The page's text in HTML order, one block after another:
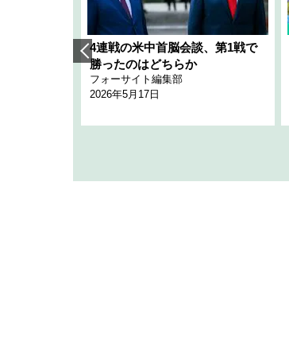
4連戦の米中首脳会談、第1戦で
勝ったのはどちらか
フォーサイト編集部
2026年5月17日